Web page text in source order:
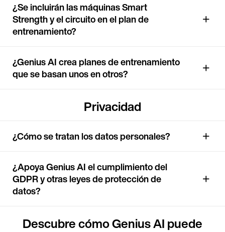
¿Se incluirán las máquinas Smart
Strength y el circuito en el plan de
entrenamiento?
¿Genius AI crea planes de entrenamiento
que se basan unos en otros?
Privacidad
¿Cómo se tratan los datos personales?
¿Apoya Genius AI el cumplimiento del
GDPR y otras leyes de protección de
datos?
Descubre cómo Genius AI puede